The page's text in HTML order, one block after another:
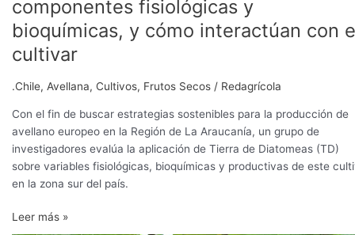
componentes fisiológicas y
bioquímicas, y cómo interactúan con
cultivar
.Chile, Avellana, Cultivos, Frutos Secos / Redagrícola
Con el fin de buscar estrategias sostenibles para la producción de
avellano europeo en la Región de La Araucanía, un grupo de
investigadores evalúa la aplicación de Tierra de Diatomeas (TD)
sobre variables fisiológicas, bioquímicas y productivas de este
en la zona sur del país.
Leer más »